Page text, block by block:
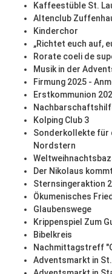
Kaffeestüble St.
Altenclub
Kinderchor
„Richtet euch auf,
Rorate coeli de
Musik in der
Firmung 2025 -
Erstkommunion
Kolping Club 3
Sonderkollekte für
Nordstern
Der Nikolaus
Sternsingeraktion
Ökumenisches
Glaubenswege
Krippenspiel Zum
Bibelkreis
Nachmittagstreff
Adventsmarkt in